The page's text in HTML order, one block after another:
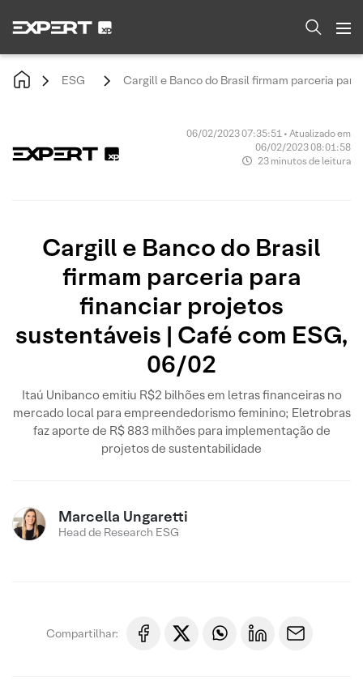
ESG Cargill e Banco do Brasil firmam parceria
06/02/2023 07:35:51 • Atualizado em
06/02/2023 08:01:58
23 minutos de leitura
Cargill e Banco do Brasil
firmam parceria para
financiar projetos
sustentáveis | Café com ESG,
06/02
Itaú Unibanco emitiu R$2 bilhões em letras financeiras no
mercado local para empreendedorismo feminino; Eletrobras
faz aporte de R$ 883 milhões para implementação de
projetos de sustentabilidade
Marcella Ungaretti
Head de Research ESG
Compartilhar: